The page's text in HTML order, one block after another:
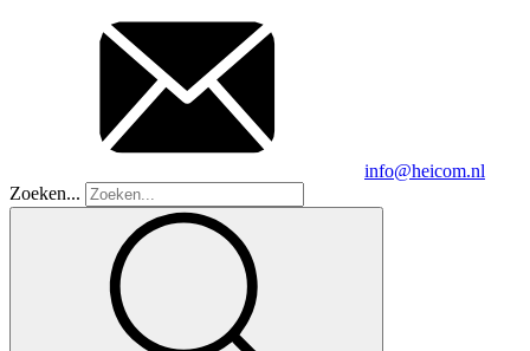
info@heicom.nl
Zoeken...